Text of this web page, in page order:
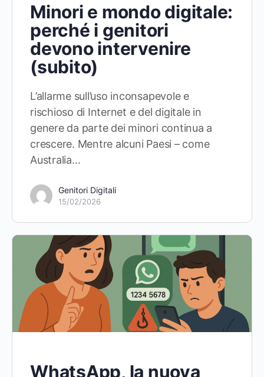
Minori e mondo digitale:
perché i genitori
devono intervenire
(subito)
L’allarme sull’uso inconsapevole e
rischioso di Internet e del digitale in
genere da parte dei minori continua a
crescere. Mentre alcuni Paesi – come
Australia…
Genitori Digitali
15/02/2026
WhatsApp, la nuova